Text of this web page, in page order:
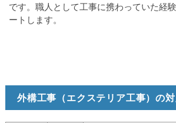
です。職人として工事に携わっていた経
ートします。
外構工事（エクステリア工事）の